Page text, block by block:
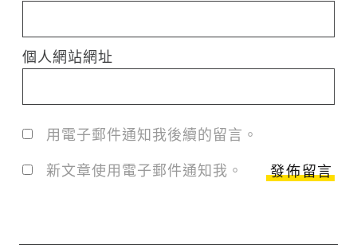
個人網站網址
用電子郵件通知我後續的留言。
新文章使用電子郵件通知我。